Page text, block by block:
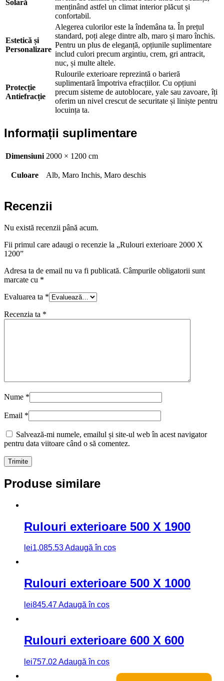
Solară
menținând astfel un climat interior plăcut și
confortabil.
Estetică și
Personalizare
Alegerea culorilor este la îndemâna ta. În prețul
standard, poți alege dintre alb, maro și maro închis.
Pentru un plus de eleganță, opțiunile suplimentare
includ culori precum argintiu, crem, gri antracit,
nuc, și multe altele.
Protecție
Antiefracție
Rulourile exterioare reprezintă o barieră
suplimentară împotriva efracțiilor. Cu opțiuni
precum sisteme de autoblocare, yale sau zavoare, îți
oferim un nivel crescut de securitate și liniște pentru
locuința ta.
Informații suplimentare
Dimensiuni 2000 × 1200 cm
Culoare Alb, Maro Inchis, Maro deschis
Recenzii
Nu există recenzii până acum.
Fii primul care adaugi o recenzie la „Rulouri exterioare 2000 X
1200”
Adresa ta de email nu va fi publicată. Câmpurile obligatorii sunt
marcate cu *
Evaluarea ta *
Recenzia ta *
Nume *
Email *
Salvează-mi numele, emailul și site-ul web în acest navigator
pentru data viitoare când o să comentez.
Produse similare
Rulouri exterioare 500 X 1900
lei1,085.53Adaugă în coș
Rulouri exterioare 500 X 1000
lei845.47Adaugă în coș
Rulouri exterioare 600 X 600
lei757.02 Adaugă în coș